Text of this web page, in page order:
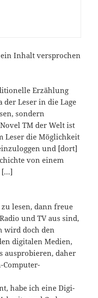
Inhalt versprochen
Erzählung
der Leser in die Lage
sondern
TM der Welt ist
Leser die Möglichkeit
und [dort]
von einem
[…]
lesen, dann freue
und TV aus sind,
wird doch den
digitalen Medien,
ausprobieren, daher
Computer-
habe ich eine Digi-